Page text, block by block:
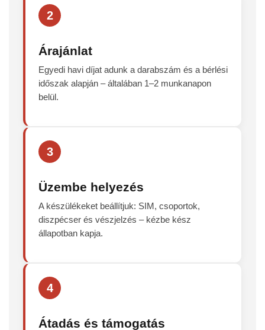
2
Árajánlat
Egyedi havi díjat adunk a darabszám és a bérlési
időszak alapján – általában 1–2 munkanapon
belül.
3
Üzembe helyezés
A készülékeket beállítjuk: SIM, csoportok,
diszpécser és vészjelzés – kézbe kész
állapotban kapja.
4
Átadás és támogatás